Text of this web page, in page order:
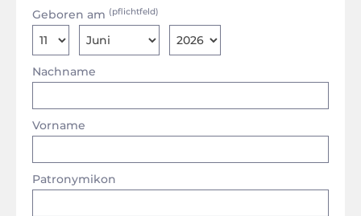
Nachname
Vorname
Patronymikon
Geboren am (pflichtfeld)